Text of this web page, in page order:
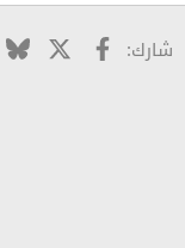
شارك: Facebook
X